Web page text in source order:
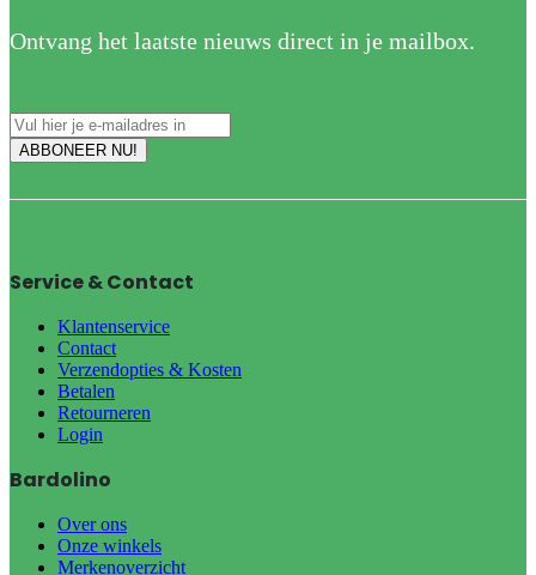
Ontvang het laatste nieuws direct in je mailbox.
Service & Contact
Klantenservice
Contact
Verzendopties & Kosten
Betalen
Retourneren
Login
Bardolino
Over ons
Onze winkels
Merkenoverzicht